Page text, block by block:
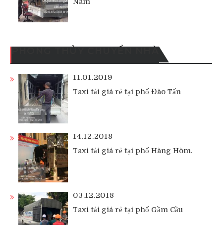
11.01.2019
Taxi tải giá rẻ tại phố Đào Tấn
14.12.2018
Taxi tải giá rẻ tại phố Hàng Hòm.
03.12.2018
Taxi tải giá rẻ tại phố Gầm Cầu